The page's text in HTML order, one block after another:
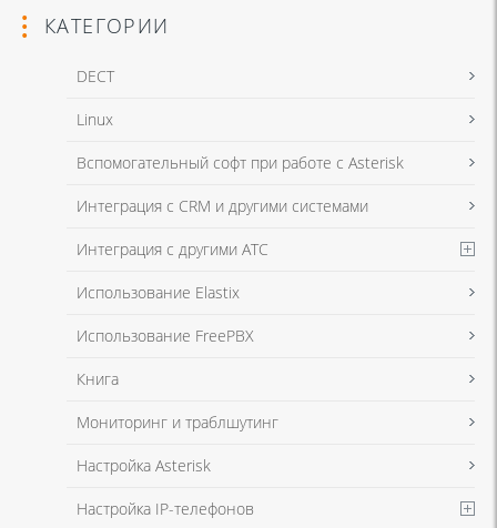
Я даю согласие на обработку моих персональных данных для связи
в соответствии с Политикой в отношении обработки персональных
Я даю согласие на обработку моих персональных данных для связи
в соответствии с Политикой в отношении обработки персональных
КАТЕГОРИИ
DECT
Linux
Вспомогательный софт при работе с Asterisk
Интеграция с CRM и другими системами
Интеграция с другими АТС
Использование Elastix
Использование FreePBX
Книга
Мониторинг и траблшутинг
Настройка Asterisk
Настройка IP-телефонов